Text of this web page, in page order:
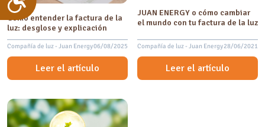
Cómo entender la factura de la
luz: desglose y explicación
Compañía de luz - Juan Energy06/08/2025
Leer el artículo
JUAN ENERGY o cómo cambiar
el mundo con tu factura de la luz
Compañía de luz - Juan Energy28/06/2021
Leer el artículo